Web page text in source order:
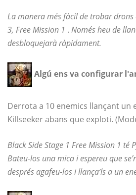
La manera més fàcil de trobar drons
3, Free Mission 1 . Només heu de
desbloquejarà ràpidament.
Algú ens va configurar
Derrota a 10 enemics llançant un
Killseeker abans que exploti.
Black Side Stage 1 Free Mission 1 té
Bateu-los una mica i espereu que
després agafeu-los i llança’ls a un